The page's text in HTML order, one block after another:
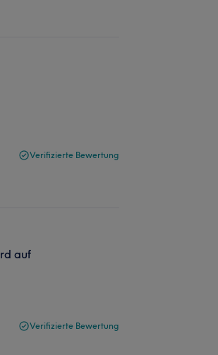
Verifizierte Bewertung
auf
Verifizierte Bewertung